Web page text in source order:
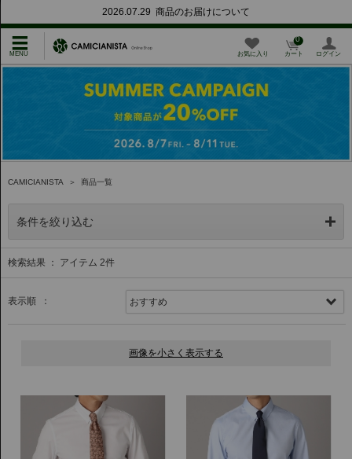
2026.07.29 商品のお届けについて
お気に入り カート
0
ログイン
CAMICIANISTA ＞ 商品一覧
条件を絞り込む
検索結果 ： アイテム 2件
表示順 ：